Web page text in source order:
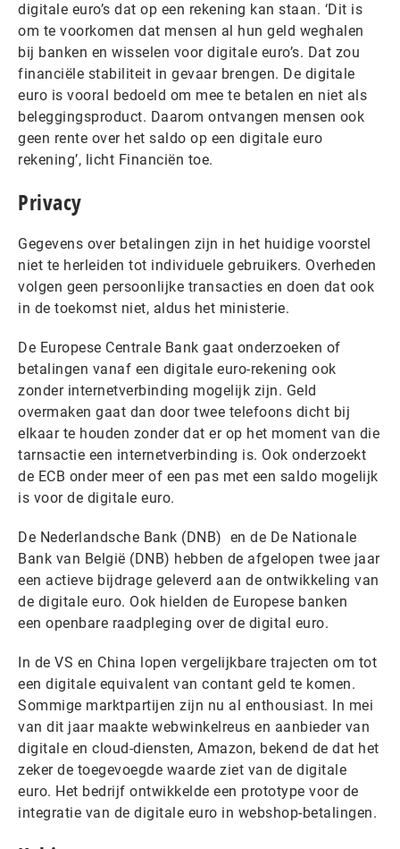
digitale euro’s dat op een rekening kan staan. ‘Dit is
om te voorkomen dat mensen al hun geld weghalen
bij banken en wisselen voor digitale euro’s. Dat zou
financiële stabiliteit in gevaar brengen. De digitale
euro is vooral bedoeld om mee te betalen en niet als
beleggingsproduct. Daarom ontvangen mensen ook
geen rente over het saldo op een digitale euro
rekening’, licht Financiën toe.
Privacy
Gegevens over betalingen zijn in het huidige voorstel
niet te herleiden tot individuele gebruikers. Overheden
volgen geen persoonlijke transacties en doen dat ook
in de toekomst niet, aldus het ministerie.
De Europese Centrale Bank gaat onderzoeken of
betalingen vanaf een digitale euro-rekening ook
zonder internetverbinding mogelijk zijn. Geld
overmaken gaat dan door twee telefoons dicht bij
elkaar te houden zonder dat er op het moment van die
tarnsactie een internetverbinding is. Ook onderzoekt
de ECB onder meer of een pas met een saldo mogelijk
is voor de digitale euro.
De Nederlandsche Bank (DNB) en de De Nationale
Bank van België (DNB) hebben de afgelopen twee jaar
een actieve bijdrage geleverd aan de ontwikkeling van
de digitale euro. Ook hielden de Europese banken
een openbare raadpleging over de digital euro.
In de VS en China lopen vergelijkbare trajecten om tot
een digitale equivalent van contant geld te komen.
Sommige marktpartijen zijn nu al enthousiast. In mei
van dit jaar maakte webwinkelreus en aanbieder van
digitale en cloud-diensten, Amazon, bekend de dat het
zeker de toegevoegde waarde ziet van de digitale
euro. Het bedrijf ontwikkelde een prototype voor de
integratie van de digitale euro in webshop-betalingen.